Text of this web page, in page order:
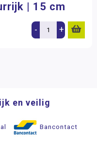
| 15 cm
- +
en veilig
Bancontact